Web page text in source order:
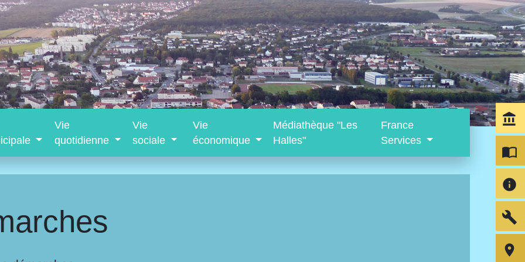
Vie
quotidienne
Vie
sociale
Vie
économique
Médiathèque "Les
Halles"
France
Services
account_balance
import_contacts
info
build
room